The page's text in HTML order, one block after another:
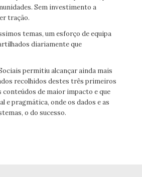
Sem investimento a
tração.
temas, um esforço de equipa
diariamente que
permitiu alcançar ainda mais
recolhidos destes três primeiros
conteúdos de maior impacto e que
e pragmática, onde os dados e as
o do sucesso.